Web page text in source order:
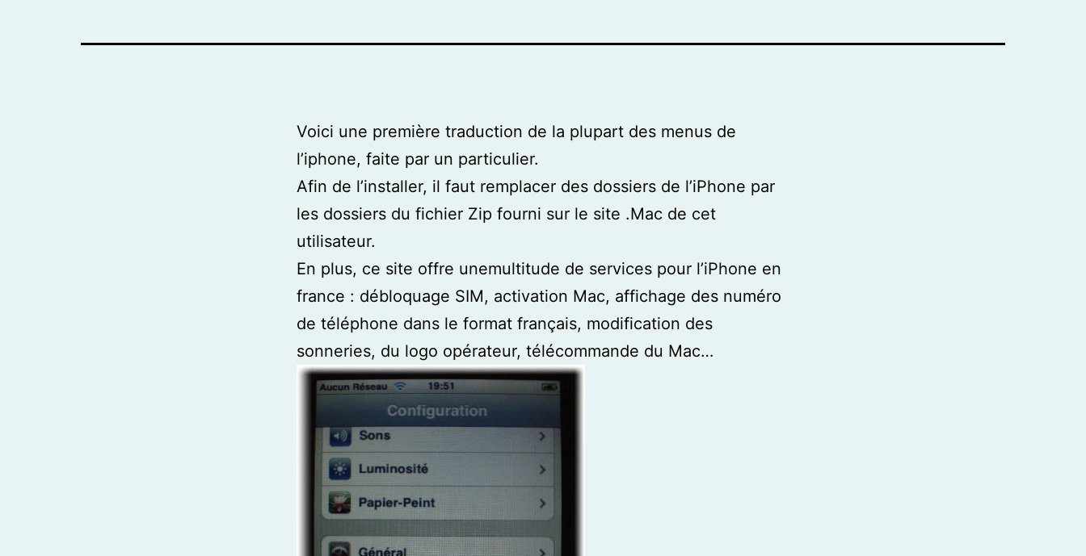
Voici une première traduction de la plupart des menus de
l’iphone, faite par un particulier.
Afin de l’installer, il faut remplacer des dossiers de l’iPhone par
les dossiers du fichier Zip fourni sur le site .Mac de cet
utilisateur.
En plus, ce site offre unemultitude de services pour l’iPhone en
france : débloquage SIM, activation Mac, affichage des numéro
de téléphone dans le format français, modification des
sonneries, du logo opérateur, télécommande du Mac…